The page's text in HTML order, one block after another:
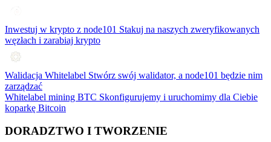
Inwestuj w krypto z node101 Stakuj na naszych zweryfikowanych
węzłach i zarabiaj krypto
Walidacja Whitelabel Stwórz swój walidator, a node101 będzie nim
zarządzać
Whitelabel mining BTC Skonfigurujemy i uruchomimy dla Ciebie
koparkę Bitcoin
DORADZTWO I TWORZENIE